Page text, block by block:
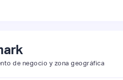
de negocio y zona geográfica